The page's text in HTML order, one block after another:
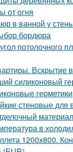
от огня
в ванной у
бордюра
потолочного
Вскрытие
силиконовый
герметики
стеновые для
в
1200х800.